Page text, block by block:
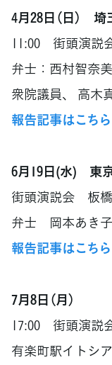
4月28日（日） 埼
11:00 街頭演説
弁士：西村智奈
衆院議員、 高木
報告記事はこちら
6月19日(水) 東
街頭演説会 板
弁士 岡本あき子
報告記事はこちら
7月8日（月）
17:00 街頭演説
有楽町駅イトシ